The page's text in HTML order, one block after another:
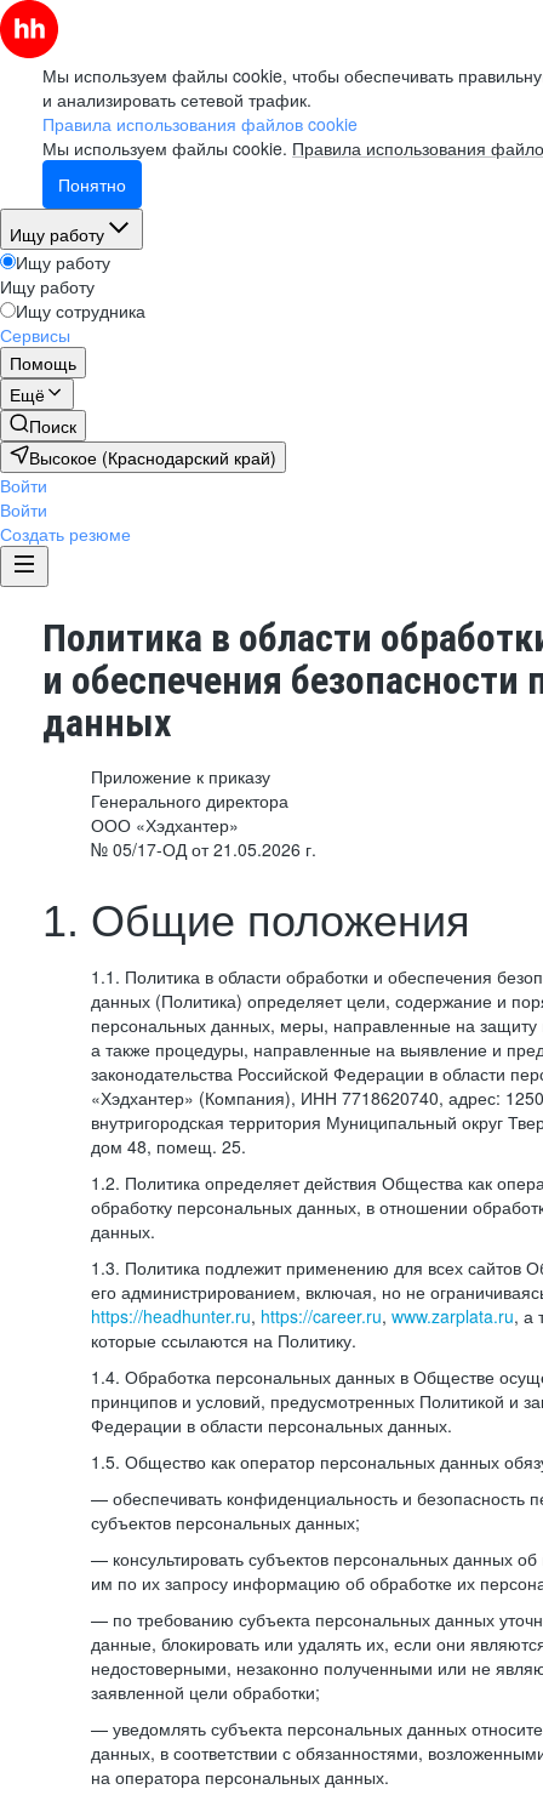
Мы используем файлы cookie, чтобы обеспечивать
и анализировать сетевой трафик.
Правила использования файлов cookie
Мы используем файлы cookie. Правила использования
Понятно
Ищу работу
Ищу работу
Ищу работу
Ищу сотрудника
Сервисы
Помощь
Ещё
Поиск
Высокое (Краснодарский край)
Войти
Войти
Создать резюме
Политика в области
и обеспечения безопасности
данных
Приложение к приказу
Генерального директора
ООО «Хэдхантер»
№ 05/17-ОД от 21.05.2026 г.
1. Общие положения
1.1. Политика в области обработки и обеспечения
данных (Политика) определяет цели, содержание и
персональных данных, меры, направленные на
а также процедуры, направленные на выявление и
законодательства Российской Федерации в области
«Хэдхантер» (Компания), ИНН 7718620740, адрес:
внутригородская территория Муниципальный округ
дом 48, помещ. 25.
1.2. Политика определяет действия Общества как
обработку персональных данных, в отношении
данных.
1.3. Политика подлежит применению для всех сайтов
его администрированием, включая, но не
https://headhunter.ru, https://career.ru, www.zarplata.ru, а
которые ссылаются на Политику.
1.4. Обработка персональных данных в Обществе
принципов и условий, предусмотренных Политикой и
Федерации в области персональных данных.
1.5. Общество как оператор персональных данных
— обеспечивать конфиденциальность и безопасность
субъектов персональных данных;
— консультировать субъектов персональных данных об
им по их запросу информацию об обработке их
— по требованию субъекта персональных данных
данные, блокировать или удалять их, если они
недостоверными, незаконно полученными или не
заявленной цели обработки;
— уведомлять субъекта персональных данных
данных, в соответствии с обязанностями,
на оператора персональных данных.